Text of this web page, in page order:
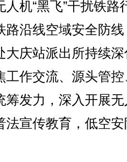
机“黑飞”干扰铁路
路沿线空域安全防
大庆站派出所持续
工作交流、源头管
筹发力，深入开展
法宣传教育，低空